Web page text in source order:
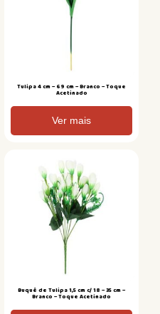
Tulipa 4 cm – 69 cm – Branco – Toque
Acetinado
Ver mais
Buquê de Tulipa 1,5 cm c/ 18 – 35 cm –
Branco – Toque Acetinado